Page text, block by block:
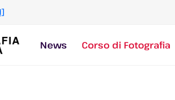
News Corso di Fotografia